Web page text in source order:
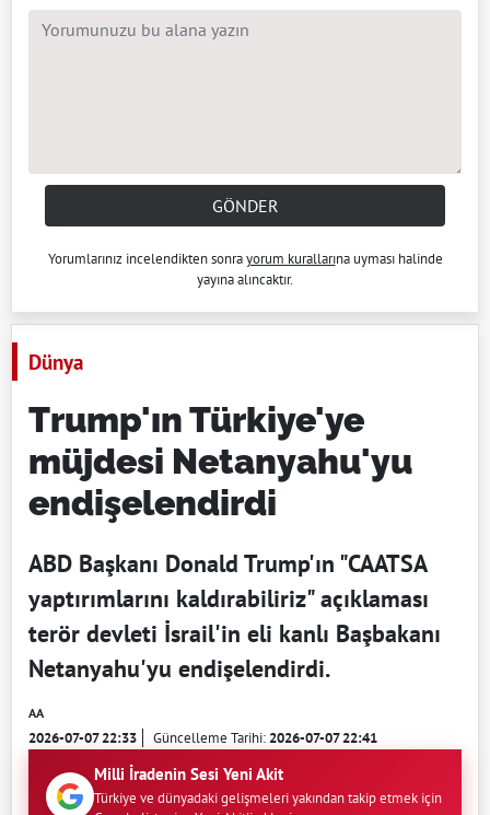
GÖNDER
Yorumlarınız incelendikten sonrayorum kurallarına uyması halinde
yayına alıncaktır.
Dünya
Trump'ın Türkiye'ye
müjdesi Netanyahu'yu
endişelendirdi
ABD Başkanı Donald Trump'ın "CAATSA
yaptırımlarını kaldırabiliriz" açıklaması
terör devleti İsrail'in eli kanlı Başbakanı
Netanyahu'yu endişelendirdi.
AA
2026-07-07 22:33 Güncelleme Tarihi:2026-07-07 22:41
Milli İradenin Sesi Yeni Akit
Türkiye ve dünyadaki gelişmeleri yakından takip etmek için